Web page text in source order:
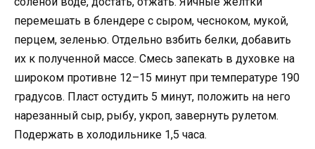
перемешать в блендере с сыром, чесноком, мукой,
перцем, зеленью. Отдельно взбить белки, добавить
их к полученной массе. Смесь запекать в духовке на
широком противне 12–15 минут при температуре 190
градусов. Пласт остудить 5 минут, положить на него
нарезанный сыр, рыбу, укроп, завернуть рулетом.
Подержать в холодильнике 1,5 часа.